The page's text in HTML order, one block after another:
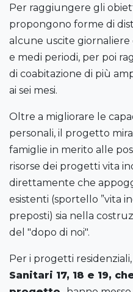
Per raggiungere gli
propongono forme di
alcune uscite giornaliere
e medi periodi, per poi
di coabitazione di più
ai sei mesi.
Oltre a migliorare le
personali, il progetto
famiglie in merito alle
risorse dei progetti vita
direttamente che
esistenti (sportello ”vita
preposti) sia nella
del "dopo di noi".
Per i progetti residenziali,
Sanitari 17, 18 e 19,